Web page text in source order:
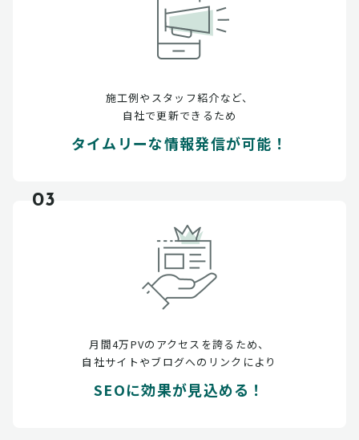
施工例やスタッフ紹介など、
自社で更新できるため
タイムリーな情報発信が可能！
03
月間4万PVのアクセスを誇るため、
自社サイトやブログへのリンクにより
SEOに効果が見込める！